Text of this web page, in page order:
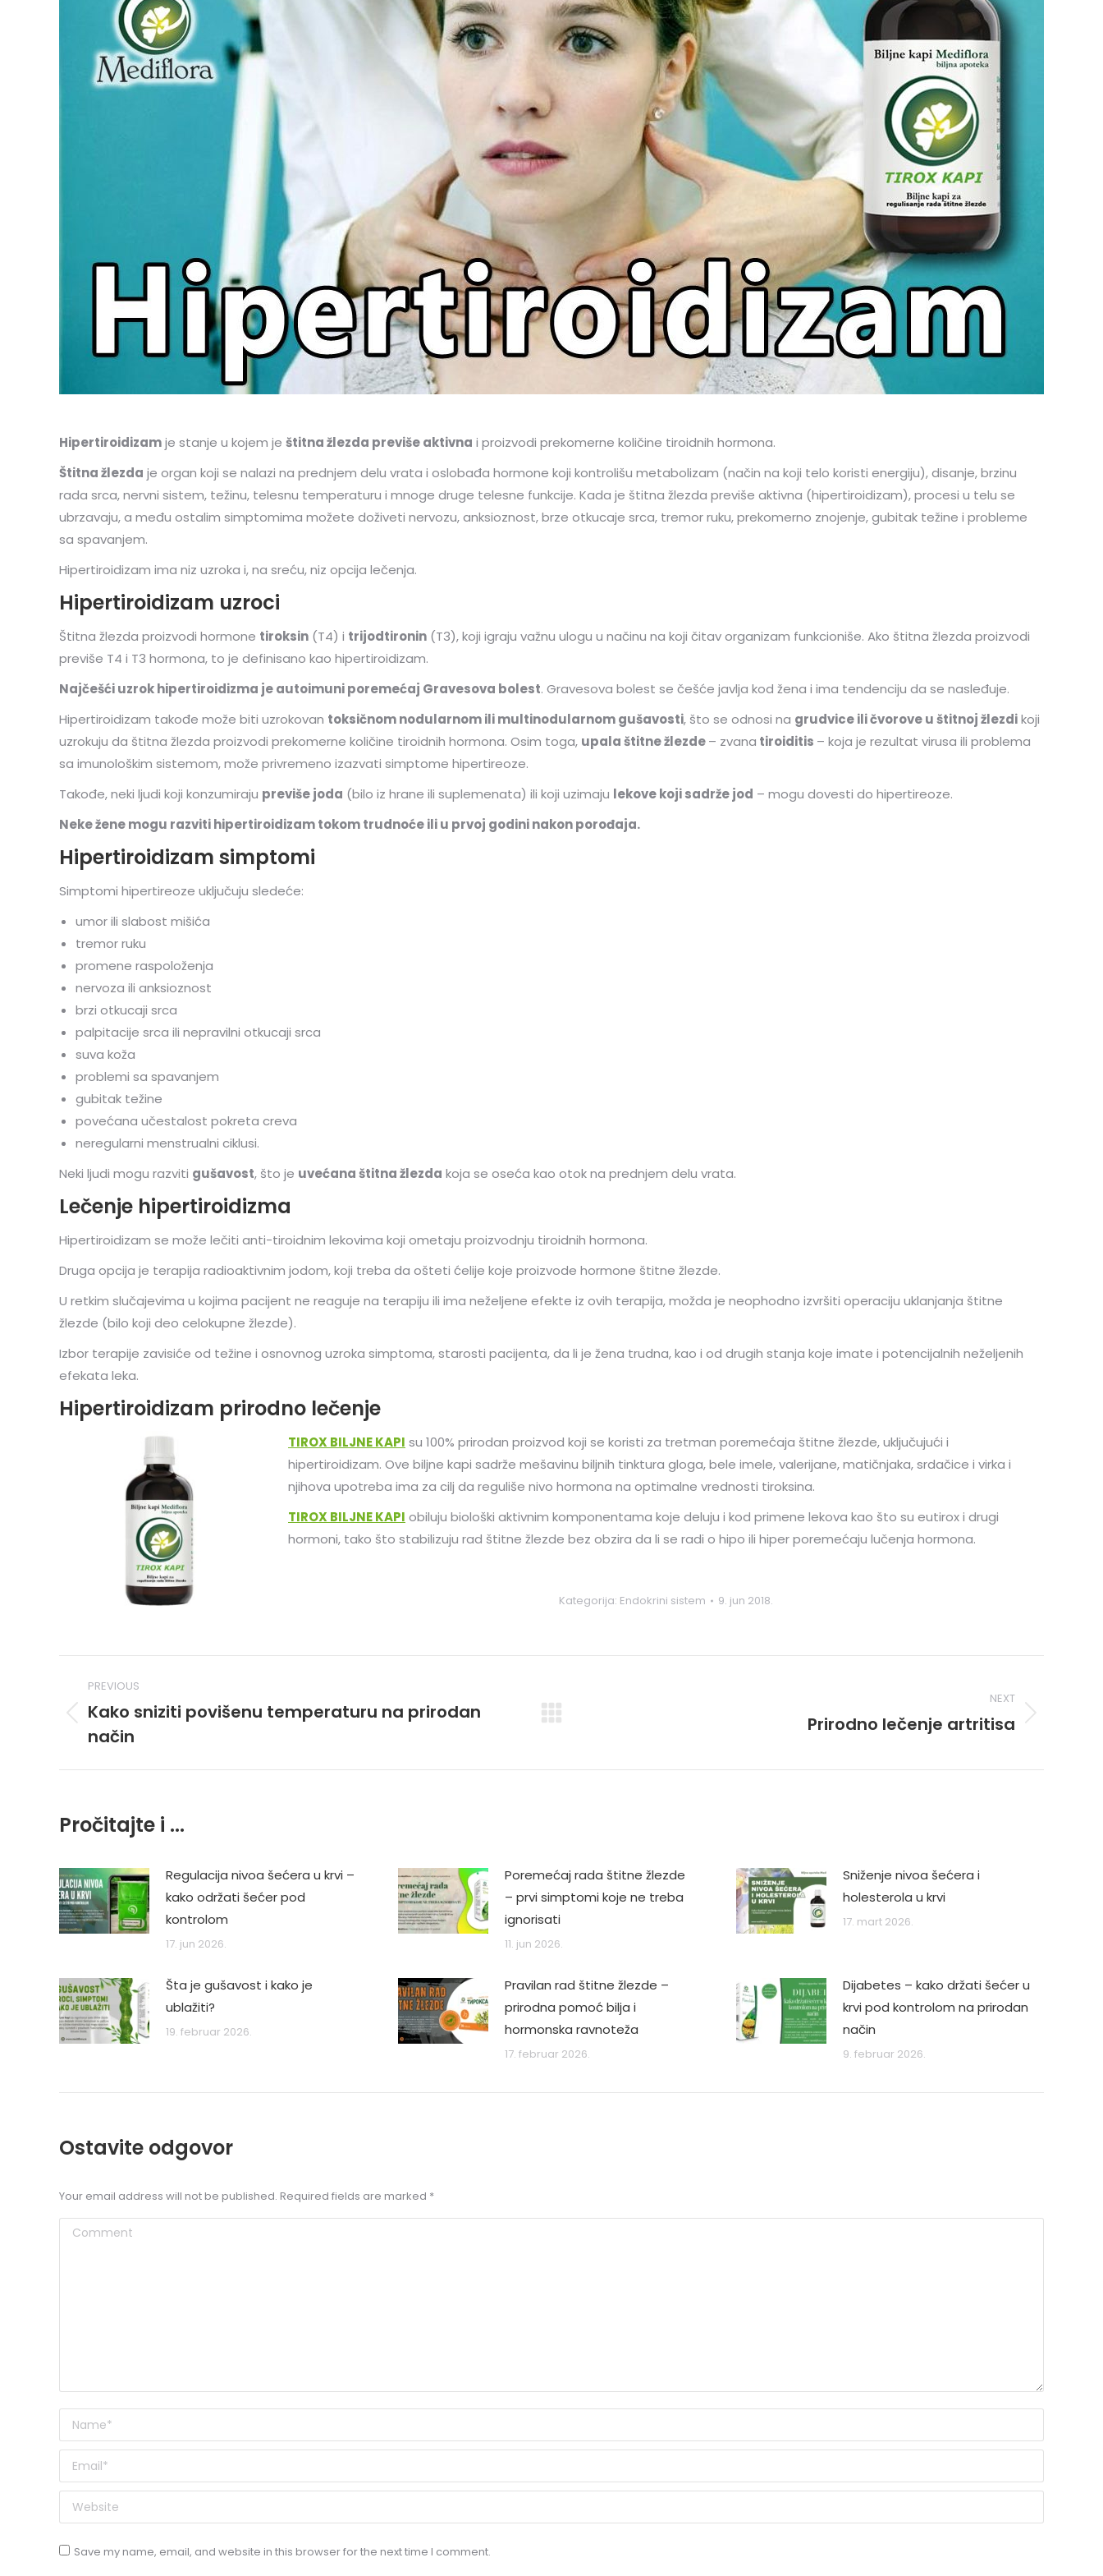
Hipertiroidizamje stanje u kojem je štitna žlezda previše aktivna i proizvodi prekomerne količine tiroidnih hormona.
Štitna žlezda je organ koji se nalazi na prednjem delu vrata i oslobađa hormone koji kontrolišu metabolizam (način na koji telo koristi energiju), disanje, brzinu
rada srca, nervni sistem, težinu, telesnu temperaturu i mnoge druge telesne funkcije. Kada je štitna žlezda previše aktivna (hipertiroidizam), procesi u telu se
ubrzavaju, a među ostalim simptomima možete doživeti nervozu, anksioznost, brze otkucaje srca, tremor ruku, prekomerno znojenje, gubitak težine i probleme
sa spavanjem.
Hipertiroidizam ima niz uzroka i, na sreću, niz opcija lečenja.
Hipertiroidizam uzroci
Štitna žlezda proizvodi hormone tiroksin (T4) i trijodtironin (T3), koji igraju važnu ulogu u načinu na koji čitav organizam funkcioniše. Ako štitna žlezda proizvodi
previše T4 i T3 hormona, to je definisano kao hipertiroidizam.
Najčešći uzrok hipertiroidizma je autoimuni poremećaj Gravesova bolest. Gravesova bolest se češće javlja kod žena i ima tendenciju da se nasleđuje.
Hipertiroidizam takođe može biti uzrokovan toksičnom nodularnom ili multinodularnom gušavosti, što se odnosi na grudvice ili čvorove u štitnoj žlezdikoji
uzrokuju da štitna žlezda proizvodi prekomerne količine tiroidnih hormona. Osim toga, upala štitne žlezde– zvana tiroiditis – koja je rezultat virusa ili problema
sa imunološkim sistemom, može privremeno izazvati simptome hipertireoze.
Takođe, neki ljudi koji konzumiraju previše joda (bilo iz hrane ili suplemenata) ili koji uzimaju lekove koji sadrže jod – mogu dovesti do hipertireoze.
Neke žene mogu razviti hipertiroidizam tokom trudnoće ili u prvoj godini nakon porođaja.
Hipertiroidizam simptomi
Simptomi hipertireoze uključuju sledeće:
umor ili slabost mišića
tremor ruku
promene raspoloženja
nervoza ili anksioznost
brzi otkucaji srca
palpitacije srca ili nepravilni otkucaji srca
suva koža
problemi sa spavanjem
gubitak težine
povećana učestalost pokreta creva
neregularni menstrualni ciklusi.
Neki ljudi mogu razviti gušavost, što je uvećana štitna žlezda koja se oseća kao otok na prednjem delu vrata.
Lečenje hipertiroidizma
Hipertiroidizam se može lečiti anti-tiroidnim lekovima koji ometaju proizvodnju tiroidnih hormona.
Druga opcija je terapija radioaktivnim jodom, koji treba da ošteti ćelije koje proizvode hormone štitne žlezde.
U retkim slučajevima u kojima pacijent ne reaguje na terapiju ili ima neželjene efekte iz ovih terapija, možda je neophodno izvršiti operaciju uklanjanja štitne
žlezde (bilo koji deo celokupne žlezde).
Izbor terapije zavisiće od težine i osnovnog uzroka simptoma, starosti pacijenta, da li je žena trudna, kao i od drugih stanja koje imate i potencijalnih neželjenih
efekata leka.
Hipertiroidizam prirodno lečenje
TIROX BILJNE KAPI su 100% prirodan proizvod koji se koristi za tretman poremećaja štitne žlezde, uključujući i
hipertiroidizam. Ove biljne kapi sadrže mešavinu biljnih tinktura gloga, bele imele, valerijane, matičnjaka, srdačice i virka i
njihova upotreba ima za cilj da reguliše nivo hormona na optimalne vrednosti tiroksina.
TIROX BILJNE KAPI obiluju biološki aktivnim komponentama koje deluju i kod primene lekova kao što su eutirox i drugi
hormoni, tako što stabilizuju rad štitne žlezde bez obzira da li se radi o hipo ili hiper poremećaju lučenja hormona.
Kategorija: Endokrini sistem 9. jun 2018.
Post
navigation
PREVIOUS
Previous
post:
Kako sniziti povišenu temperaturu na prirodan
način
NEXT
Prirodno lečenje artritisa
Pročitajte i ...
Regulacija nivoa šećera u krvi –
kako održati šećer pod
kontrolom
17. jun 2026.
Poremećaj rada štitne žlezde
– prvi simptomi koje ne treba
ignorisati
11. jun 2026.
Sniženje nivoa šećera i
holesterola u krvi
17. mart 2026.
Šta je gušavost i kako je
ublažiti?
19. februar 2026.
Pravilan rad štitne žlezde –
prirodna pomoć bilja i
hormonska ravnoteža
17. februar 2026.
Dijabetes – kako držati šećer u
krvi pod kontrolom na prirodan
način
9. februar 2026.
Ostavite odgovor
Your email address will not be published. Required fields are marked *
Comment
Name *
Email *
Website
Save my name, email, and website in this browser for the next time I comment.